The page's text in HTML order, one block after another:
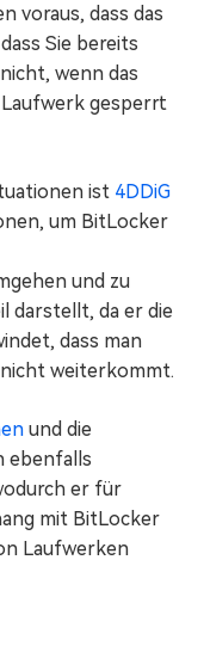
voraus, dass das
Sie bereits
wenn das
Laufwerk gesperrt
ist 4DDiG
um BitLocker
und zu
darstellt, da er die
dass man
weiterkommt.
und die
ebenfalls
er für
mit BitLocker
Laufwerken